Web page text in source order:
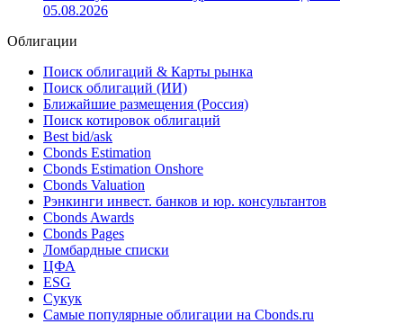
05.08.2026
Облигации
Поиск облигаций & Карты рынка
Поиск облигаций (ИИ)
Ближайшие размещения (Россия)
Поиск котировок облигаций
Best bid/ask
Cbonds Estimation
Cbonds Estimation Onshore
Cbonds Valuation
Рэнкинги инвест. банков и юр. консультантов
Cbonds Awards
Cbonds Pages
Ломбардные списки
ЦФА
ESG
Сукук
Самые популярные облигации на Cbonds.ru